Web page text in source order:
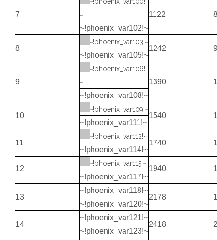
7
~
1122
~!phoenix_var102!~
8
~!phoenix_var103!~
1242
~!phoenix_var105!~
9
~!phoenix_var106!
~
1390
~!phoenix_var108!~
10
~!phoenix_var109!~
1540
~!phoenix_var111!~
11
~!phoenix_var112!~
1740
~!phoenix_var114!~
12
~!phoenix_var115!~
1940
~!phoenix_var117!~
13
~!phoenix_var118!~
2178
~!phoenix_var120!~
14
~!phoenix_var121!~
2418
~!phoenix_var123!~